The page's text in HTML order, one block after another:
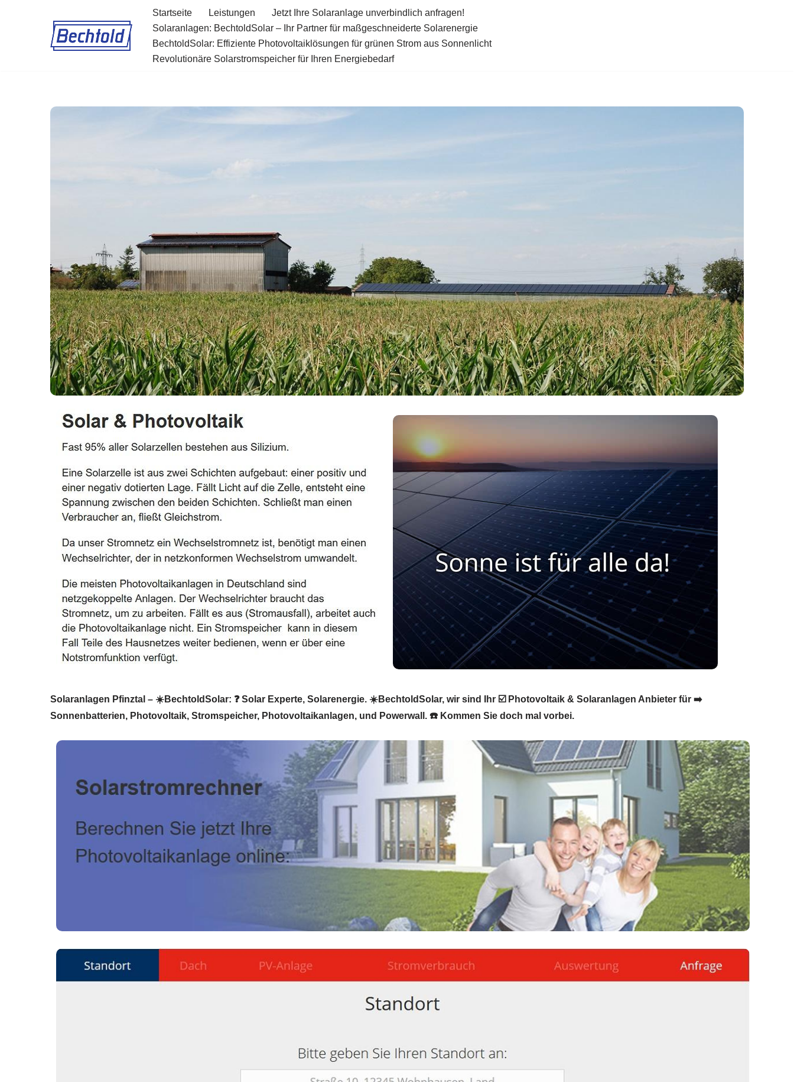
Startseite Leistungen
Jetzt Ihre Solaranlage unverbindlich anfragen!
Solaranlagen: BechtoldSolar – Ihr Partner für maßgeschneiderte Solarenergie
BechtoldSolar: Effiziente Photovoltaiklösungen für grünen Strom aus Sonnenlicht
Revolutionäre Solarstromspeicher für Ihren Energiebedarf
Solaranlagen Pfinztal – ☀️BechtoldSolar: ❓️ Solar Experte, Solarenergie. ☀️BechtoldSolar, wir sind Ihr ☑️ Photovoltaik & Solaranlagen Anbieter für ➡️
Sonnenbatterien, Photovoltaik, Stromspeicher, Photovoltaikanlagen, und Powerwall. ☎️ Kommen Sie doch mal vorbei.